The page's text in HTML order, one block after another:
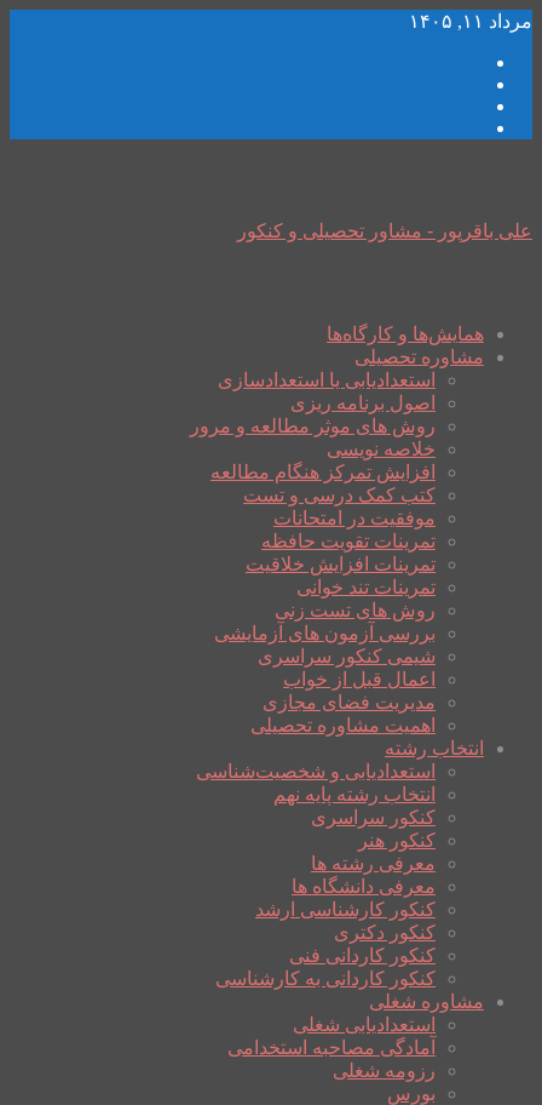
مرداد ۱۱, ۱۴۰۵
علی باقرپور - مشاور تحصیلی و کنکور
همایش‌ها و کارگاه‌ها
مشاوره تحصیلی
استعدادیابی یا استعدادسازی
اصول برنامه ریزی
روش های موثر مطالعه و مرور
خلاصه نویسی
افزایش تمرکز هنگام مطالعه
کتب کمک درسی و تست
موفقیت در امتحانات
تمرینات تقویت حافظه
تمرینات افزایش خلاقیت
تمرینات تند خوانی
روش های تست زنی
بررسی آزمون های آزمایشی
شیمی کنکور سراسری
اعمال قبل از خواب
مدیریت فضای مجازی
اهمیت مشاوره تحصیلی
انتخاب رشته
استعدادیابی و شخصیت‌شناسی
انتخاب رشته پایه نهم
کنکور سراسری
کنکور هنر
معرفی رشته ها
معرفی دانشگاه ها
کنکور کارشناسی ارشد
کنکور دکتری
کنکور کاردانی فنی
کنکور کاردانی به کارشناسی
مشاوره شغلی
استعدادیابی شغلی
آمادگی مصاحبه استخدامی
رزومه شغلی
بورس